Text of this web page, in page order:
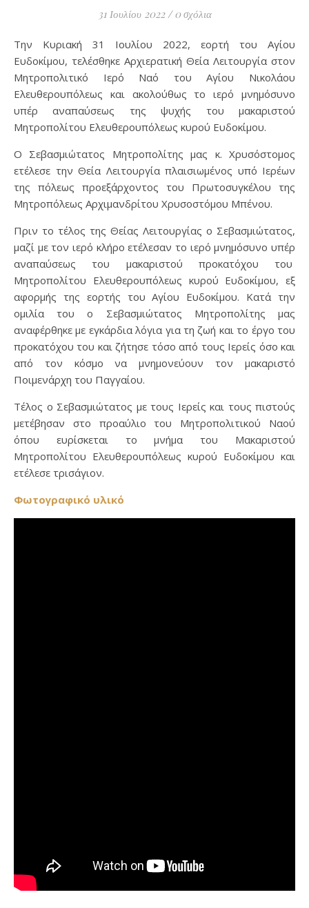
31 Ιουλίου 2022 / 0 σχόλια
Την Κυριακή 31 Ιουλίου 2022, εορτή του Αγίου
Ευδοκίμου, τελέσθηκε Αρχιερατική Θεία Λειτουργία στον
Μητροπολιτικό Ιερό Ναό του Αγίου Νικολάου
Ελευθερουπόλεως και ακολούθως το ιερό μνημόσυνο
υπέρ αναπαύσεως της ψυχής του μακαριστού
Μητροπολίτου Ελευθερουπόλεως κυρού Ευδοκίμου.
Ο Σεβασμιώτατος Μητροπολίτης μας κ. Χρυσόστομος
ετέλεσε την Θεία Λειτουργία πλαισιωμένος υπό Ιερέων
της πόλεως προεξάρχοντος του Πρωτοσυγκέλου της
Μητροπόλεως Αρχιμανδρίτου Χρυσοστόμου Μπένου.
Πριν το τέλος της Θείας Λειτουργίας ο Σεβασμιώτατος,
μαζί με τον ιερό κλήρο ετέλεσαν το ιερό μνημόσυνο υπέρ
αναπαύσεως του μακαριστού προκατόχου του
Μητροπολίτου Ελευθερουπόλεως κυρού Ευδοκίμου, εξ
αφορμής της εορτής του Αγίου Ευδοκίμου. Κατά την
ομιλία του ο Σεβασμιώτατος Μητροπολίτης μας
αναφέρθηκε με εγκάρδια λόγια για τη ζωή και το έργο του
προκατόχου του και ζήτησε τόσο από τους Ιερείς όσο και
από τον κόσμο να μνημονεύουν τον μακαριστό
Ποιμενάρχη του Παγγαίου.
Τέλος ο Σεβασμιώτατος με τους Ιερείς και τους πιστούς
μετέβησαν στο προαύλιο του Μητροπολιτικού Ναού
όπου ευρίσκεται το μνήμα του Μακαριστού
Μητροπολίτου Ελευθερουπόλεως κυρού Ευδοκίμου και
ετέλεσε τρισάγιον.
Φωτογραφικό υλικό